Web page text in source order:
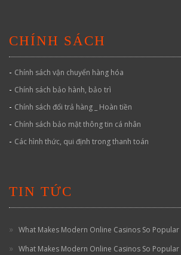
CHÍNH SÁCH
- Chính sách vận chuyển hàng hóa
- Chính sách bảo hành, bảo trì
- Chính sách đổi trả hàng _ Hoàn tiền
- Chính sách bảo mật thông tin cá nhân
- Các hình thức, qui định trong thanh toán
TIN TỨC
What Makes Modern Online Casinos So Popular
What Makes Modern Online Casinos So Popular